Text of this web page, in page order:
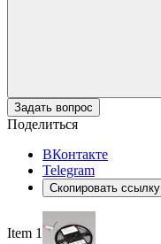
Задать вопрос
Поделиться
ВКонтакте
Telegram
Скопировать ссылку
Item 1 of 3